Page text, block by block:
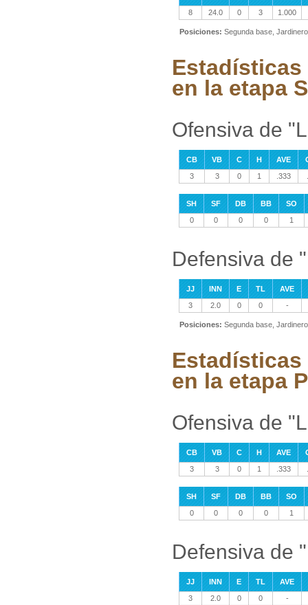
8
24.0 0 3 1.000
Posiciones: Segunda base,
Estadísticas
en la etapa
Ofensiva de
CB VB C H AVE
3
3 0 1 .333
SH SF DB BB
SO
0
0 0 0 1
Defensiva de
JJ INN E TL
AVE
3
2.0 0 0 -
Posiciones: Segunda base,
Estadísticas
en la etapa
Ofensiva de
CB VB C H AVE
3
3 0 1 .333
SH SF DB BB
SO
0
0 0 0 1
Defensiva de
JJ INN E TL
AVE
3
2.0 0 0 -